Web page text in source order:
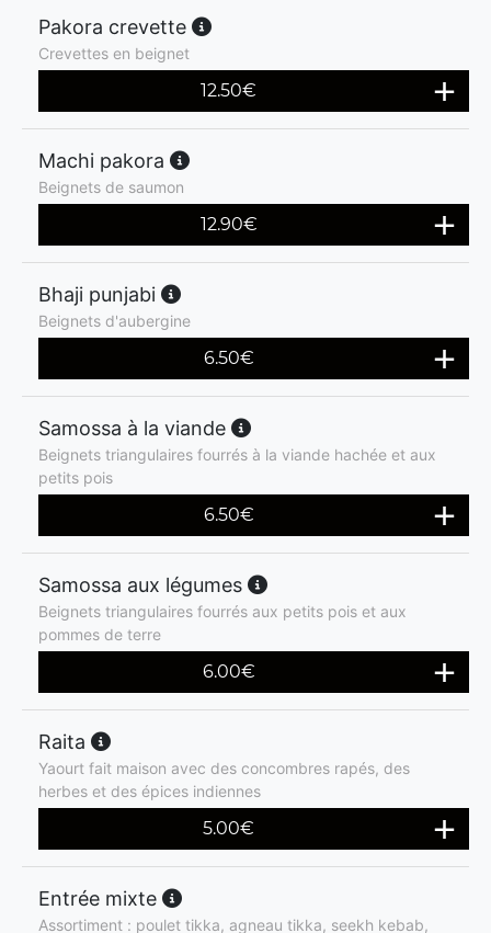
Pakora crevette
Crevettes en beignet
12.50€
Machi pakora
Beignets de saumon
12.90€
Bhaji punjabi
Beignets d'aubergine
6.50€
Samossa à la viande
Beignets triangulaires fourrés à la viande hachée et aux
petits pois
6.50€
Samossa aux légumes
Beignets triangulaires fourrés aux petits pois et aux
pommes de terre
6.00€
Raita
Yaourt fait maison avec des concombres rapés, des
herbes et des épices indiennes
5.00€
Entrée mixte
Assortiment : poulet tikka, agneau tikka, seekh kebab,